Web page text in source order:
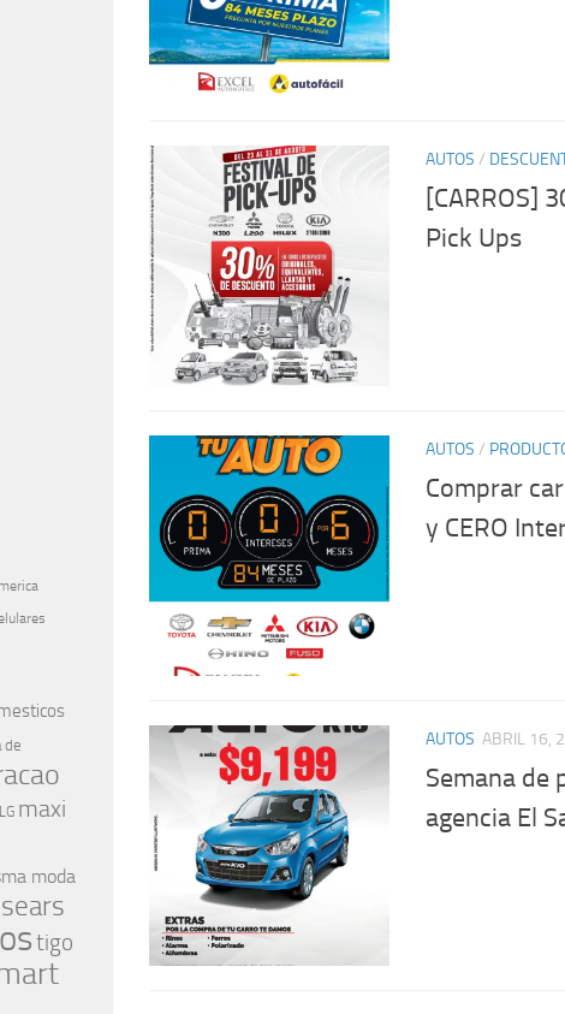
AUTOS /
[CARROS]
Pick Ups
AUTOS /
Comprar
y CERO
AUTOS ABRIL 16,
Semana de
agencia El
de
LG maxi
moda
sears
tigo